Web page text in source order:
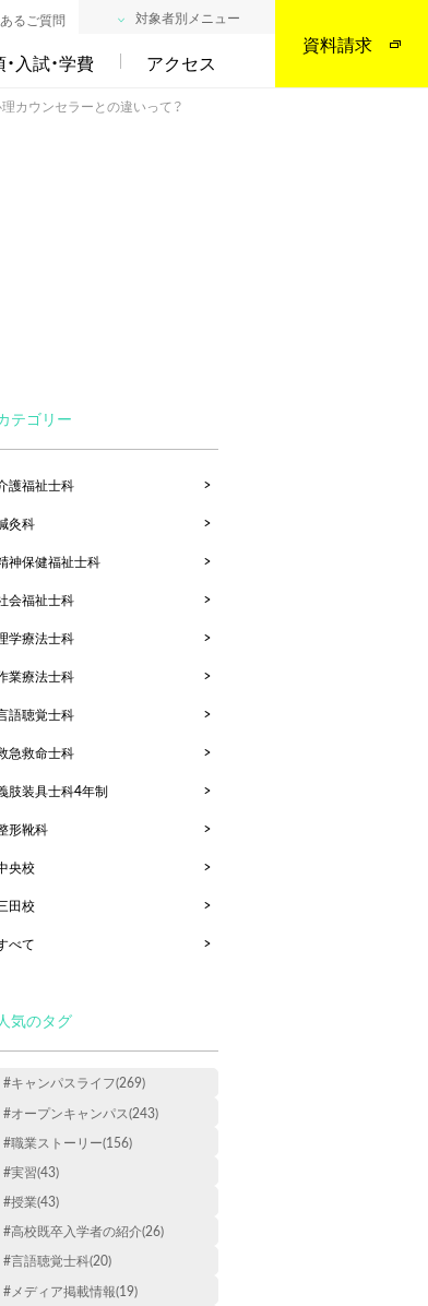
資料請求
入試・学費 アクセス
るご質問 対象者別メニュー
カウンセラーとの違いって？
テゴリー
護福祉士科
灸科
神保健福祉士科
会福祉士科
学療法士科
業療法士科
語聴覚士科
急救命士科
肢装具士科4年制
形靴科
央校
田校
べて
人気のタグ
#キャンパスライフ(269)
#オープンキャンパス(243)
#職業ストーリー(156)
#実習(43)
#授業(43)
#高校既卒入学者の紹介(26)
#言語聴覚士科(20)
#メディア掲載情報(19)